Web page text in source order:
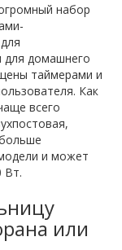
набор
для домашнего
таймерами и
Как
всего
и может
Вт.
или